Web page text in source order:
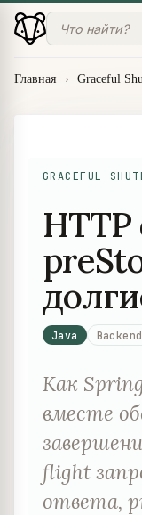
Главная › Graceful
GRACEFUL
Java Backend
Как
вместе
flight
ответа,